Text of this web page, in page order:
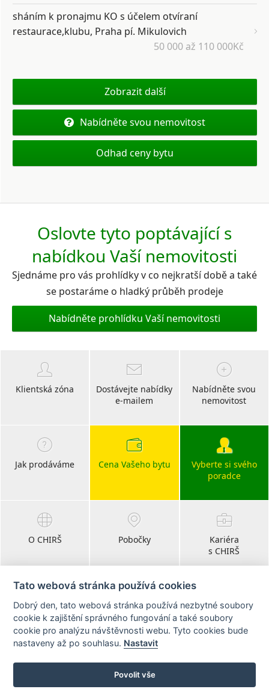
sháním k pronajmu KO s účelem otvíraní
restaurace,klubu, Praha pí. Mikulovich
50 000 až 110 000Kč
Zobrazit další
Nabídněte svou nemovitost
Odhad ceny bytu
Oslovte tyto poptávající s
nabídkou Vaší nemovitosti
Sjednáme pro vás prohlídky v co nejkratší době a také
se postaráme o hladký průběh prodeje
Nabídněte prohlídku Vaší nemovitosti
Klientská zóna
Dostávejte nabídky
e-mailem
Nabídněte svou
nemovitost
Jak prodáváme Cena Vašeho bytu
Vyberte si svého
poradce
O CHIRŠ Pobočky
Kariéra
s CHIRŠ
Blog
realitní články
Tato webová stránka používá cookies
Dobrý den, tato webová stránka používá nezbytné soubory
cookie k zajištění správného fungování a také soubory
cookie pro analýzu návštěvnosti webu. Tyto cookies bude
nastaveny až po souhlasu. Nastavit
Povolit vše